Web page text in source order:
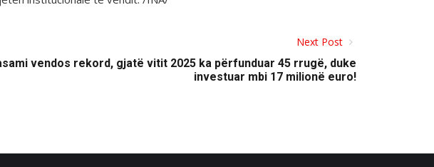
Next Post
vendos rekord, gjatë vitit 2025 ka përfunduar 45 rrugë, duke
investuar mbi 17 milionë euro!